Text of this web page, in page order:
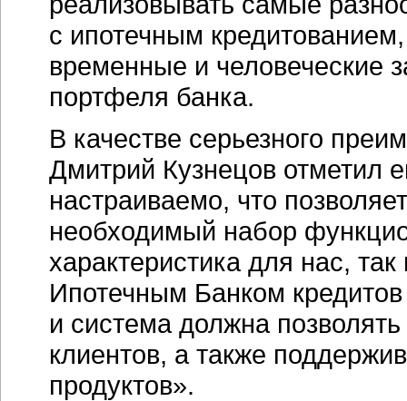
с ипотечным
временные и человеческие
портфеля банка.
В качестве серьезного
Дмитрий Кузнецов отметил
настраиваемо, что
необходимый набор
характеристика для нас,
Ипотечным Банком
и система должна
клиентов, а также
продуктов».